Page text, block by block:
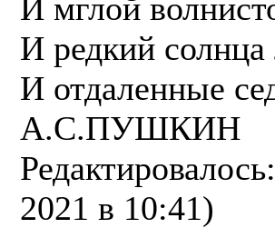
И мглой
И редкий
И отдаленные
А.С.ПУШКИН
2021 в 10:41)